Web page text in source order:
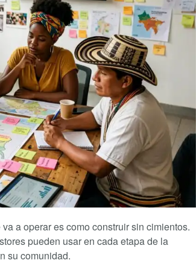
a operar es como construir sin cimientos.
pueden usar en cada etapa de la
su comunidad.